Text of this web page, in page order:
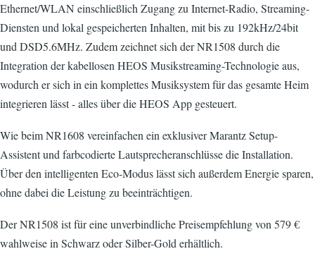
Ethernet/WLAN einschließlich Zugang zu Internet-Radio, Streaming-
Diensten und lokal gespeicherten Inhalten, mit bis zu 192kHz/24bit
und DSD5.6MHz. Zudem zeichnet sich der NR1508 durch die
Integration der kabellosen HEOS Musikstreaming-Technologie aus,
wodurch er sich in ein komplettes Musiksystem für das gesamte Heim
integrieren lässt - alles über die HEOS App gesteuert.
Wie beim NR1608 vereinfachen ein exklusiver Marantz Setup-
Assistent und farbcodierte Lautsprecheranschlüsse die Installation.
Über den intelligenten Eco-Modus lässt sich außerdem Energie sparen,
ohne dabei die Leistung zu beeinträchtigen.
Der NR1508 ist für eine unverbindliche Preisempfehlung von 579 €
wahlweise in Schwarz oder Silber-Gold erhältlich.